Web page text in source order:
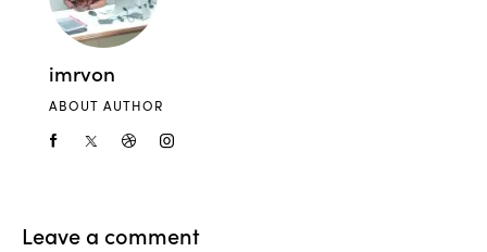
imrvon
ABOUT AUTHOR
Leave a comment